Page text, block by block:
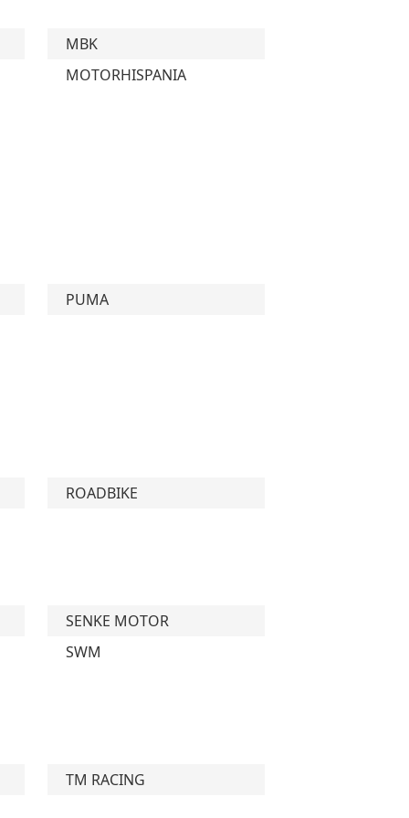
MBK
MOTORHISPANIA
PUMA
ROADBIKE
SENKE MOTOR
SWM
TM RACING